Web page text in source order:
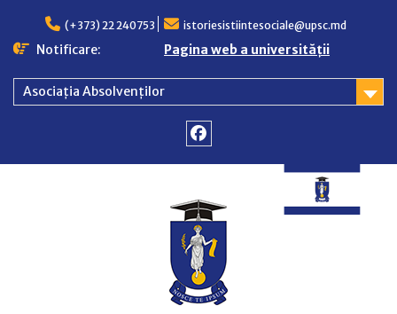
content
(+373) 22 240753 istoriesistiintesociale@upsc.md
Notificare: Pagina web a universității
Asociația Absolvenților